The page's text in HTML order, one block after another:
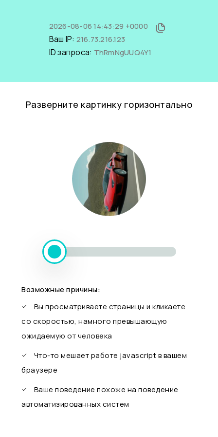
2026-08-06 14:43:29 +0000
Ваш IP: 216.73.216.123
ID запроса: ThRmNgUUQ4Y1
Разверните картинку горизонтально
Возможные причины:
Вы просматриваете страницы и кликаете
со скоростью, намного превышающую
ожидаемую от человека
Что-то мешает работе javascript в вашем
браузере
Ваше поведение похоже на поведение
автоматизированных систем